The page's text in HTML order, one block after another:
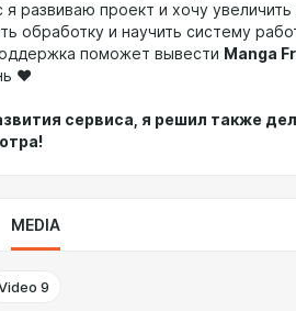
я развиваю проект и хочу
обработку и научить систему
поможет вывести Manga
❤️
сервиса, я решил также
MEDIA
9